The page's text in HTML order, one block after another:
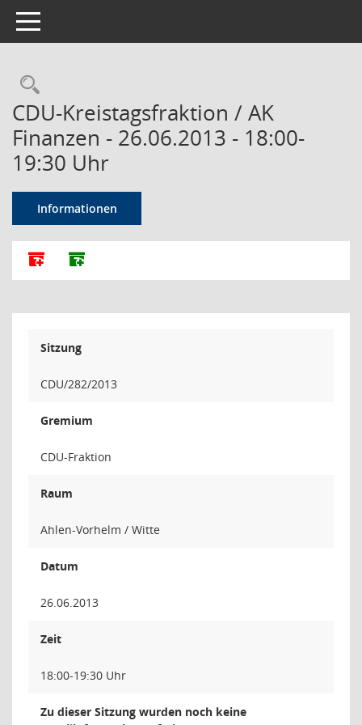
Toggle navigation
Rechercheauswahl
CDU-Kreistagsfraktion / AK
Finanzen - 26.06.2013 - 18:00-
19:30 Uhr
Informationen
Alle Dokumente zu dieser Sitzung zusammenfassen
Dokumente ohne Anlagen zusammenfassen
Sitzung
CDU/282/2013
Gremium
CDU-Fraktion
Raum
Ahlen-Vorhelm / Witte
Datum
26.06.2013
Zeit
18:00-19:30 Uhr
Zu dieser Sitzung wurden noch keine